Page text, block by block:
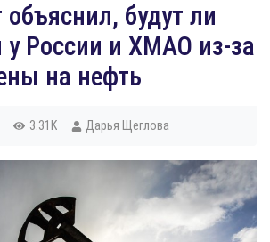
будут ли
у России и ХМАО из-за
на нефть
3.31K Дарья Щеглова